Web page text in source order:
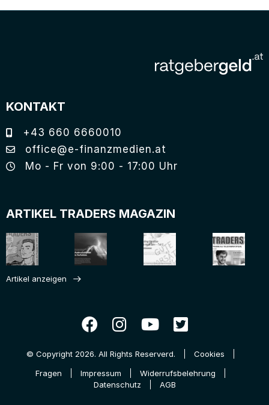
KONTAKT
+43 660 6660010
office@e-finanzmedien.at
Mo - Fr von 9:00 - 17:00 Uhr
ARTIKEL TRADERS MAGAZIN
Artikel anzeigen
© Copyright 2026. All Rights Reserverd.
Cookies
Fragen
Impressum
Widerrufsbelehrung
Datenschutz
AGB